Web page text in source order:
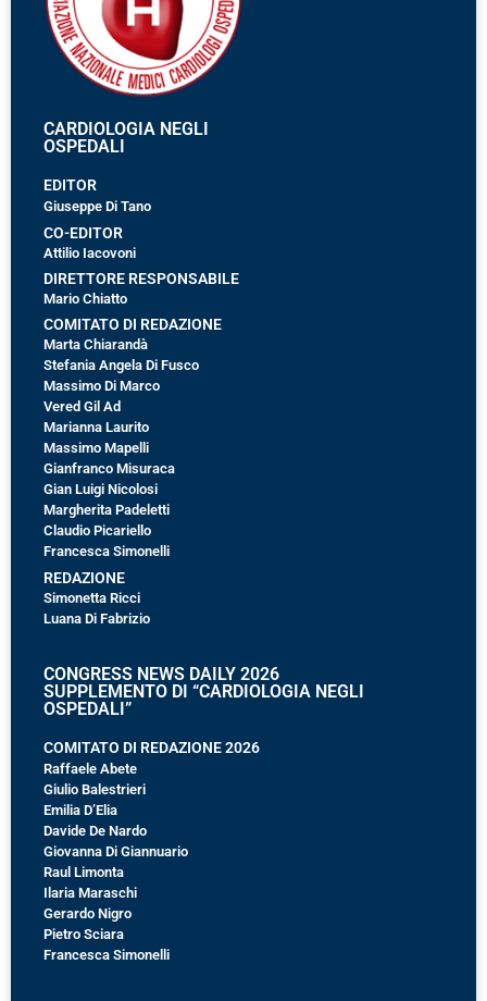
CARDIOLOGIA NEGLI
OSPEDALI
EDITOR
Giuseppe Di Tano
CO-EDITOR
Attilio Iacovoni
DIRETTORE RESPONSABILE
Mario Chiatto
COMITATO DI REDAZIONE
Marta Chiarandà
Stefania Angela Di Fusco
Massimo Di Marco
Vered Gil Ad
Marianna Laurito
Massimo Mapelli
Gianfranco Misuraca
Gian Luigi Nicolosi
Margherita Padeletti
Claudio Picariello
Francesca Simonelli
REDAZIONE
Simonetta Ricci
Luana Di Fabrizio
CONGRESS NEWS DAILY 2026
SUPPLEMENTO DI “CARDIOLOGIA NEGLI
OSPEDALI”
COMITATO DI REDAZIONE 2026
Raffaele Abete
Giulio Balestrieri
Emilia D’Elia
Davide De Nardo
Giovanna Di Giannuario
Raul Limonta
Ilaria Maraschi
Gerardo Nigro
Pietro Sciara
Francesca Simonelli